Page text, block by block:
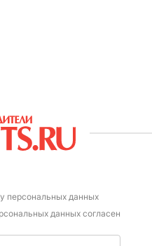
персональных данных
данных согласен